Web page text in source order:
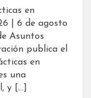
en
| 6 de agosto
Asuntos
publica el
en
una
y […]